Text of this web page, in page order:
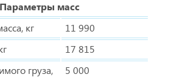
Параметры масс
кг
11 990
17 815
груза,
5 000